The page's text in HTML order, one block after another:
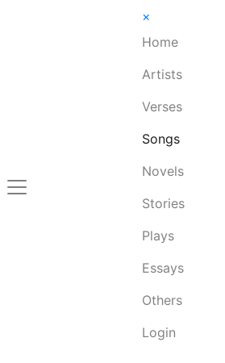
×
Home
Artists
Verses
Songs
Novels
Stories
Plays
Essays
Others
Login